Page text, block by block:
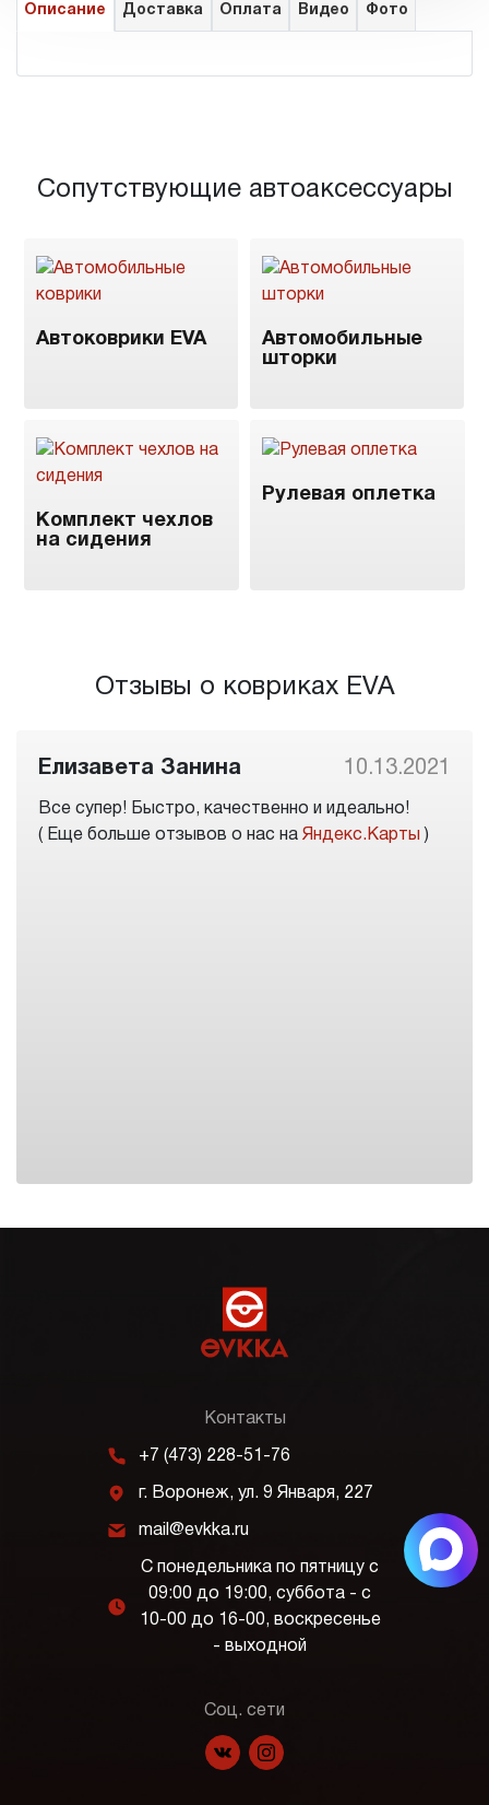
Описание Доставка Оплата Видео Фото
Сопутствующие автоаксессуары
Автоковрики EVA
Автомобильные
шторки
Комплект чехлов
на сидения
Рулевая оплетка
Отзывы о ковриках EVA
Елизавета Занина 10.13.2021
Все супер! Быстро, качественно и идеально!
( Еще больше отзывов о нас на Яндекс.Карты )
Контакты
m +7 (473) 228-51-76
j г. Воронеж, ул. 9 Января, 227
k mail@evkka.ru
l
С понедельника по пятницу с
09:00 до 19:00, суббота - с
10-00 до 16-00, воскресенье
- выходной
Соц. сети
f p